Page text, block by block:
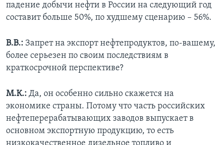
падение добычи нефти в России на следующий год
составит больше 50%, по худшему сценарию – 56%.
В.В.: Запрет на экспорт нефтепродуктов, по-вашему,
более серьезен по своим последствиям в
краткосрочной перспективе?
М.К.: Да, он особенно сильно скажется на
экономике страны. Потому что часть российских
нефтеперерабатывающих заводов выпускает в
основном экспортную продукцию, то есть